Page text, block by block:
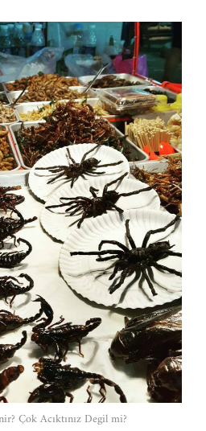
Çok Acıktınız Degil mi?